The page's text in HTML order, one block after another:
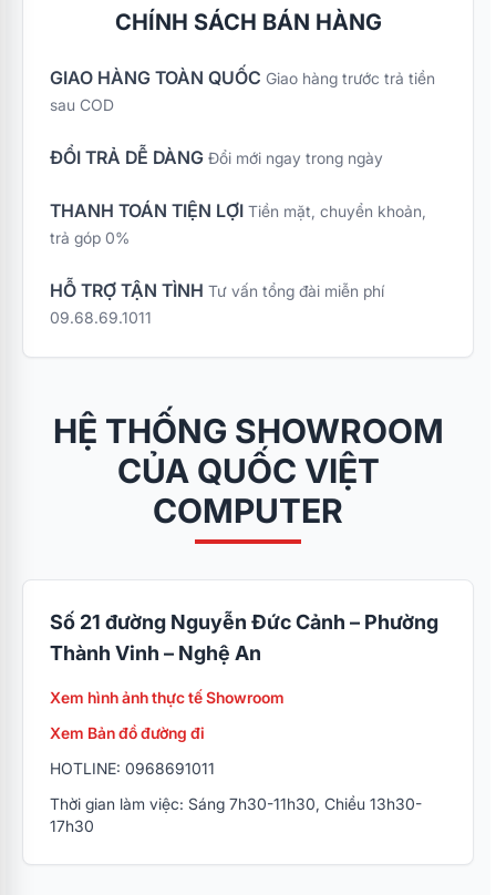
CHÍNH SÁCH BÁN HÀNG
GIAO HÀNG TOÀN QUỐC Giao hàng trước trả tiền
sau COD
ĐỔI TRẢ DỄ DÀNG Đổi mới ngay trong ngày
THANH TOÁN TIỆN LỢI Tiền mặt, chuyển khoản,
trả góp 0%
HỖ TRỢ TẬN TÌNH Tư vấn tổng đài miễn phí
09.68.69.1011
HỆ THỐNG SHOWROOM
CỦA QUỐC VIỆT
COMPUTER
Số 21 đường Nguyễn Đức Cảnh – Phường
Thành Vinh – Nghệ An
Xem hình ảnh thực tế Showroom
Xem Bản đồ đường đi
HOTLINE: 0968691011
Thời gian làm việc: Sáng 7h30-11h30, Chiều 13h30-
17h30